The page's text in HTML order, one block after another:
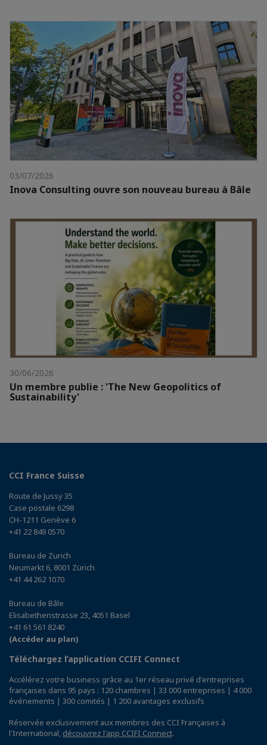
03/07/2026
Inova Consulting ouvre son nouveau bureau à Bâle
30/06/2026
Un membre publie : 'The New Geopolitics of
Sustainability'
CCI France Suisse
Route de Jussy 35
Case postale 6298
CH-1211 Genève 6
+41 22 849 0570
Bureau de Zurich
Neumarkt 6, 8001 Zürich
+41 44 262 1070
Bureau de Bâle
Elisabethenstrasse 23, 4051 Basel
+41 61 561 8240
(Accéder au plan)
Téléchargez l’application CCIFI Connect
Accélérez votre business grâce au 1er réseau privé d'entreprises
françaises dans 95 pays : 120 chambres | 33 000 entreprises | 4 000
événements | 300 comités | 1 200 avantages exclusifs
Réservée exclusivement aux membres des CCI Françaises à
l'International, découvrez l'app CCIFI Connect.